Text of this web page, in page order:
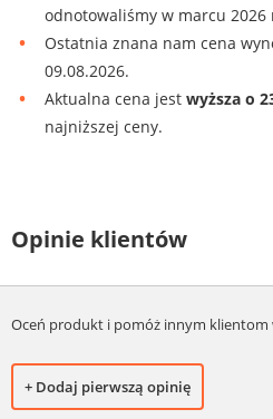
odnotowaliśmy w marcu 2026
Ostatnia znana nam cena
09.08.2026.
Aktualna cena jest wyższa o
najniższej ceny.
Opinie klientów
Oceń produkt i pomóż innym klientom
+ Dodaj pierwszą opinię